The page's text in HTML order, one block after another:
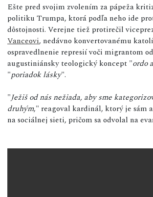
Ešte pred svojim zvolením za pápeža
politiku Trumpa, ktorá podľa neho ide
dôstojnosti. Verejne tiež protirečil
Vanceovi, nedávno konvertovanému
ospravedlnenie represií voči migrantom
augustiniánsky teologický koncept "ordo
"poriadok lásky".
"Ježiš od nás nežiada, aby sme
druhým," reagoval kardinál, ktorý je sám
na sociálnej sieti, pričom sa odvolal na